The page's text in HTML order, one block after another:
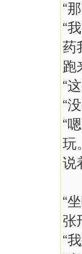
“
“
药
跑
“
“
“
玩
说
“
张
“